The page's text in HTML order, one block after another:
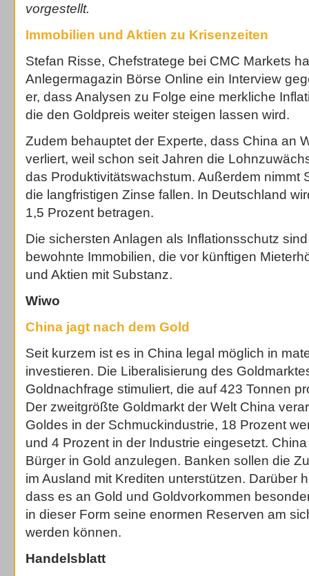
vorgestellt.
Immobilien und Aktien zu Krisenzeiten
Stefan Risse, Chefstratege bei CMC Markets
Anlegermagazin Börse Online ein Interview
er, dass Analysen zu Folge eine merkliche
die den Goldpreis weiter steigen lassen wird.
Zudem behauptet der Experte, dass China an
verliert, weil schon seit Jahren die
das Produktivitätswachstum. Außerdem nimmt
die langfristigen Zinse fallen. In Deutschland
1,5 Prozent betragen.
Die sichersten Anlagen als Inflationsschutz
bewohnte Immobilien, die vor künftigen
und Aktien mit Substanz.
Wiwo
China jagt nach dem Gold
Seit kurzem ist es in China legal möglich in
investieren. Die Liberalisierung des
Goldnachfrage stimuliert, die auf 423 Tonnen
Der zweitgrößte Goldmarkt der Welt China
Goldes in der Schmuckindustrie, 18 Prozent
und 4 Prozent in der Industrie eingesetzt.
Bürger in Gold anzulegen. Banken sollen die
im Ausland mit Krediten unterstützen. Darüber
dass es an Gold und Goldvorkommen
in dieser Form seine enormen Reserven am
werden können.
Handelsblatt